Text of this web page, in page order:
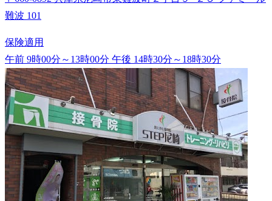
難波 101
保険適用
午前 9時00分～13時00分 午後 14時30分～18時30分